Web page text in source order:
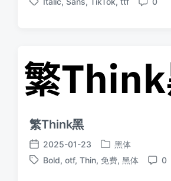
布
布
标
评
繁Think黑
发
布
2025-01-23
发
布
黑体
标
Bold, otf, Thin, 免费, 黑体
评
0